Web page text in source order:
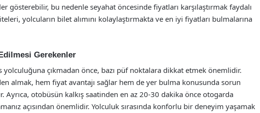
gösterebilir, bu nedenle seyahat öncesinde fiyatları karşılaştırmak faydalı
yolcuların bilet alımını kolaylaştırmakta ve en iyi fiyatları bulmalarına
Gerekenler
yolculuğuna çıkmadan önce, bazı püf noktalara dikkat etmek önemlidir.
almak, hem fiyat avantajı sağlar hem de yer bulma konusunda sorun
Ayrıca, otobüsün kalkış saatinden en az 20-30 dakika önce otogarda
açısından önemlidir. Yolculuk sırasında konforlu bir deneyim yaşamak